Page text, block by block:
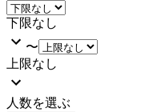
下限なし
〜
上限なし
人数を選ぶ